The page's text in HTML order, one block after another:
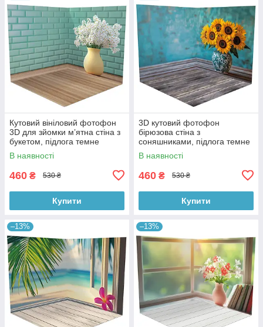
Кутовий вініловий фотофон
3D для зйомки мʼятна стіна з
букетом, підлога темне
дерево, 50×50 см, №58620
В наявності
460 ₴ 530 ₴
Купити
3D кутовий фотофон
бірюзова стіна з
соняшниками, підлога темне
дерево і блакитні дошки,
50×50 см, №58628
В наявності
460 ₴ 530 ₴
Купити
–13% –13%